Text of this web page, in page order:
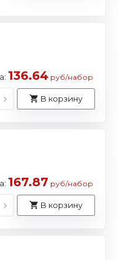
136.64 руб/набор
В корзину
167.87 руб/набор
В корзину